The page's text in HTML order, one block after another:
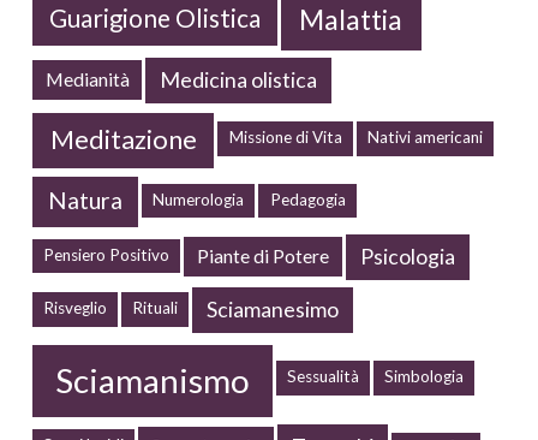
Guarigione Olistica Malattia
Medianità Medicina olistica
Meditazione Missione di Vita Nativi americani
Natura Numerologia Pedagogia
Pensiero Positivo Piante di Potere Psicologia
Risveglio Rituali Sciamanesimo
Sciamanismo Sessualità Simbologia